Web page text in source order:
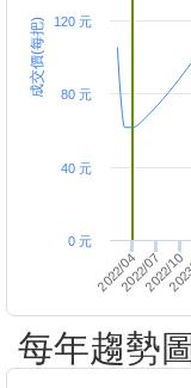
成交價(每把)
2022/042022/072022/10
0 元
40 元
80 元
120 元
每年趨勢圖